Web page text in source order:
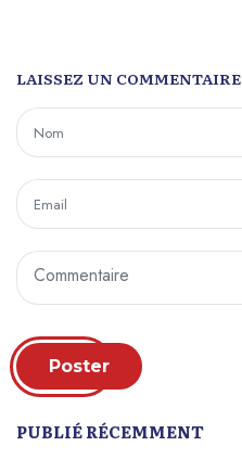
LAISSEZ UN COMMENTAIRE
Poster
PUBLIÉ RÉCEMMENT